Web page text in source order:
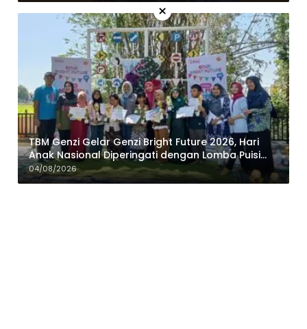
TBM Genzi Gelar Genzi Bright Future 2026, Hari
Anak Nasional Diperingati dengan Lomba Puisi
dan Tembang Dolanan
04/08/2026
×